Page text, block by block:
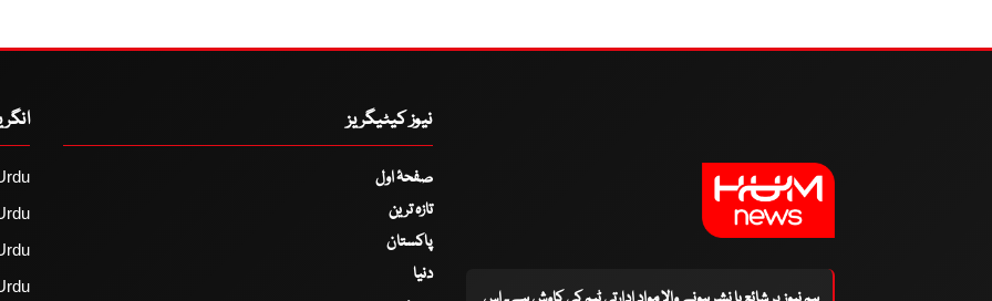
نیوز کیٹیگریز
صفحۂ اول
تازہ ترین
پاکستان
دنیا